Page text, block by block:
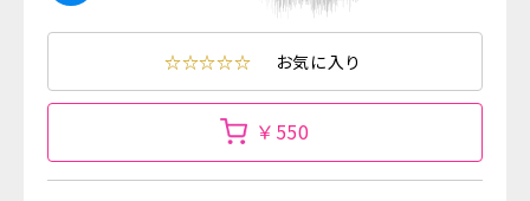
☆☆☆☆☆ お気に入り
￥550